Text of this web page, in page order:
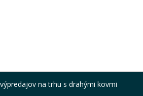
na trhu s drahými kovmi